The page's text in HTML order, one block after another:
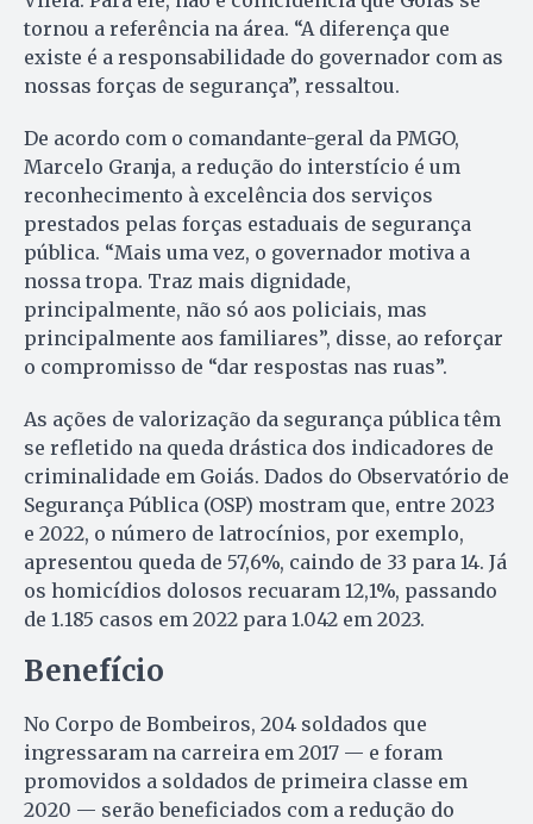
tornou a referência na área. “A diferença que
existe é a responsabilidade do governador com as
nossas forças de segurança”, ressaltou.
De acordo com o comandante-geral da PMGO,
Marcelo Granja, a redução do interstício é um
reconhecimento à excelência dos serviços
prestados pelas forças estaduais de segurança
pública. “Mais uma vez, o governador motiva a
nossa tropa. Traz mais dignidade,
principalmente, não só aos policiais, mas
principalmente aos familiares”, disse, ao reforçar
o compromisso de “dar respostas nas ruas”.
As ações de valorização da segurança pública têm
se refletido na queda drástica dos indicadores de
criminalidade em Goiás. Dados do Observatório de
Segurança Pública (OSP) mostram que, entre 2023
e 2022, o número de latrocínios, por exemplo,
apresentou queda de 57,6%, caindo de 33 para 14. Já
os homicídios dolosos recuaram 12,1%, passando
de 1.185 casos em 2022 para 1.042 em 2023.
Benefício
No Corpo de Bombeiros, 204 soldados que
ingressaram na carreira em 2017 — e foram
promovidos a soldados de primeira classe em
2020 — serão beneficiados com a redução do